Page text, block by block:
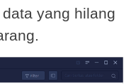
yang hilang